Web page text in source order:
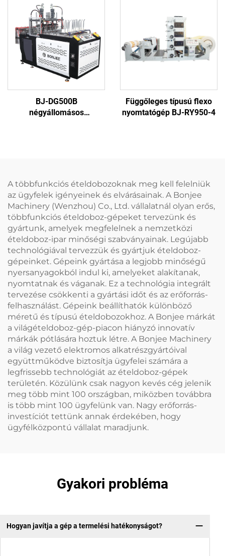
BJ-DG500B
négyállomásos
Függőleges típusú flexo
nyomtatógép BJ-RY950-4
A többfunkciós ételdobozoknak meg kell felelniük
az ügyfelek igényeinek és elvárásainak. A Bonjee
Machinery (Wenzhou) Co., Ltd. vállalatnál olyan erős,
többfunkciós ételdoboz-gépeket tervezünk és
gyártunk, amelyek megfelelnek a nemzetközi
ételdoboz-ipar minőségi szabványainak. Legújabb
technológiával tervezzük és gyártjuk ételdoboz-
gépeinket. Gépeink gyártása a legjobb minőségű
nyersanyagokból indul ki, amelyeket alakítanak,
nyomtatnak és váganak. Ez a technológia integrált
tervezése csökkenti a gyártási időt és az erőforrás-
felhasználást. Gépeink beállíthatók különböző
méretű és típusú ételdobozokhoz. A Bonjee márkát
a világételdoboz-gép-piacon hiányzó innovatív
márkák pótlására hoztuk létre. A Bonjee Machinery
a világ vezető elektromos alkatrészgyártóival
együttműködve biztosítja ügyfelei számára a
legfrissebb technológiát az ételdoboz-gépek
területén. Közülünk csak nagyon kevés cég jelenik
meg több mint 100 országban, miközben továbbra
is több mint 100 ügyfelünk van. Nagy erőforrás-
investíciót tettünk annak érdekében, hogy
ügyfélközpontú vállalat maradjunk.
Gyakori probléma
Hogyan javítja a gép a termelési hatékonyságot?